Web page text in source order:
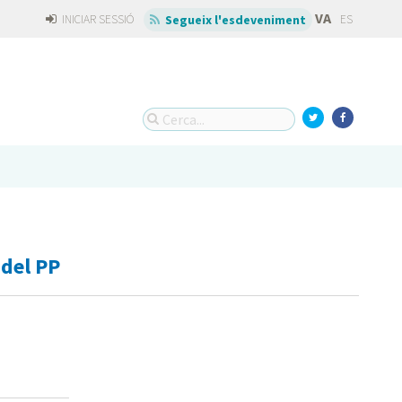
INICIAR SESSIÓ Segueix l'esdeveniment VA ES
PP